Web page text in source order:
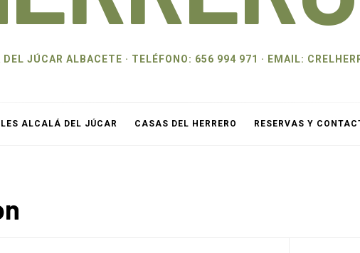
JÚCAR ALBACETE · TELÉFONO: 656 994 971 · EMAIL:
ALCALÁ DEL JÚCAR CASAS DEL HERRERO RESERVAS Y